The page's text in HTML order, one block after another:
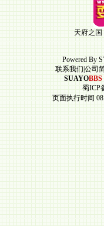
天府之
Powered By
联系我们 公司
SUAYOBBS
蜀ICP
页面执行时间